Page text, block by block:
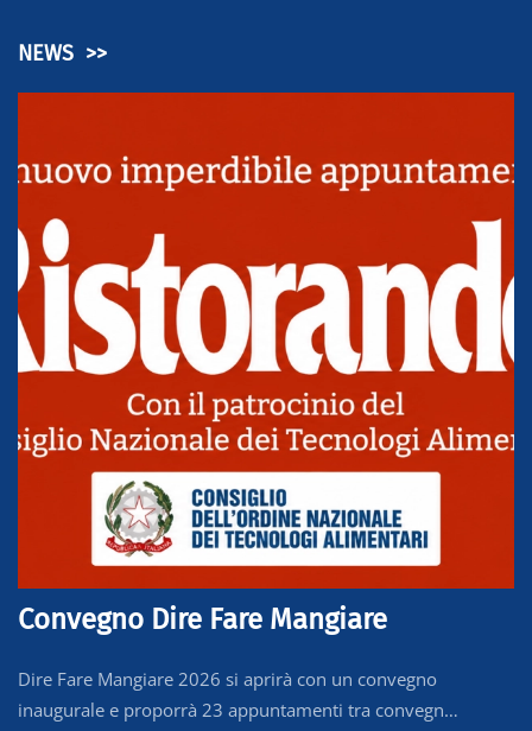
NEWS >>
Convegno Dire Fare Mangiare
Dire Fare Mangiare 2026 si aprirà con un convegno
inaugurale e proporrà 23 appuntamenti tra convegn…